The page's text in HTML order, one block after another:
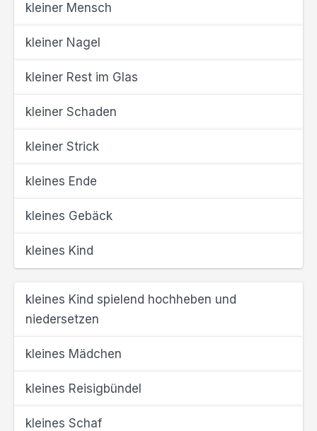
kleiner Mensch
kleiner Nagel
kleiner Rest im Glas
kleiner Schaden
kleiner Strick
kleines Ende
kleines Gebäck
kleines Kind
kleines Kind spielend hochheben und
niedersetzen
kleines Mädchen
kleines Reisigbündel
kleines Schaf